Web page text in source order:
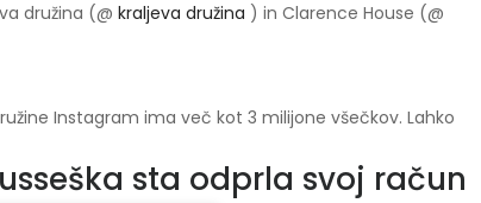
družina (@ kraljeva družina ) in Clarence House (@
Instagram ima več kot 3 milijone všečkov. Lahko
sta odprla svoj račun